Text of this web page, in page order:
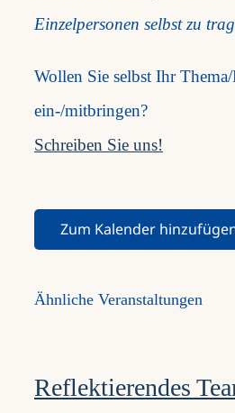
Einzelpersonen selbst zu
Wollen Sie selbst Ihr
ein-/mitbringen?
Schreiben Sie uns!
Zum Kalender
Ähnliche Veranstaltungen
Reflektierendes